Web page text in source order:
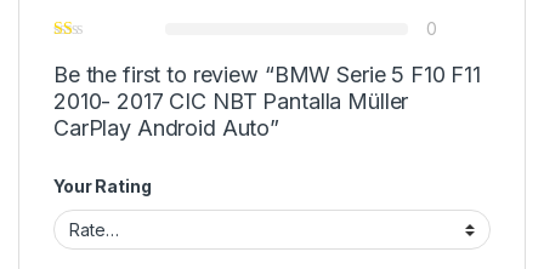
0
Be the first to review “BMW Serie 5 F10 F11
2010- 2017 CIC NBT Pantalla Müller
CarPlay Android Auto”
Your Rating